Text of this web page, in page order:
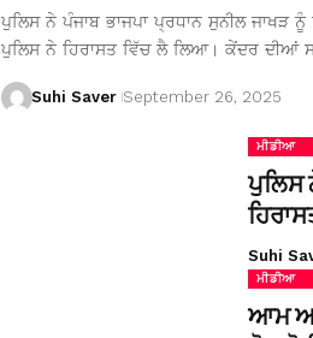
ਪੁਲਿਸ ਨੇ ਪੰਜਾਬ ਭਾਜਪਾ ਪ੍ਰਧਾਨ ਸੁਨੀਲ ਜਾਖੜ
ਪੁਲਿਸ ਨੇ ਹਿਰਾਸਤ ਵਿੱਚ ਲੈ ਲਿਆ। ਕੇਂਦਰ ਦੀਆਂ
Suhi Saver September 26, 2025
ਮੀਡੀਆ
ਪੁਲਿਸ
Suhi
ਮੀਡੀਆ
ਆਮ